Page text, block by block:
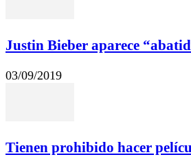
Justin Bieber aparece
03/09/2019
Tienen prohibido hacer